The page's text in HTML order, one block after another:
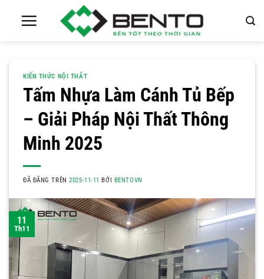
KIẾN THỨC NỘI THẤT
Tấm Nhựa Làm Cánh Tủ Bếp
– Giải Pháp Nội Thất Thông
Minh 2025
ĐÃ ĐĂNG TRÊN2025-11-11 BỞI BENTOVN
11
Th11